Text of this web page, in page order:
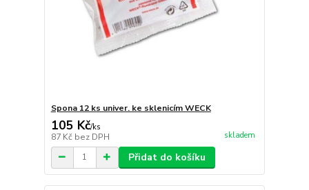
Spona 12 ks univer. ke sklenicím WECK
105 Kč/ks
87 Kč bez DPH skladem
Přidat do košíku